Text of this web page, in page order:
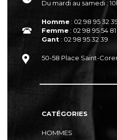
Du mardi au samedi :
Homme : 02 98 95 32
Femme : 02 98 95 54 81
Gant : 02 98 95 32 39
50-58 Place Saint-
CATÉGORIES
HOMMES